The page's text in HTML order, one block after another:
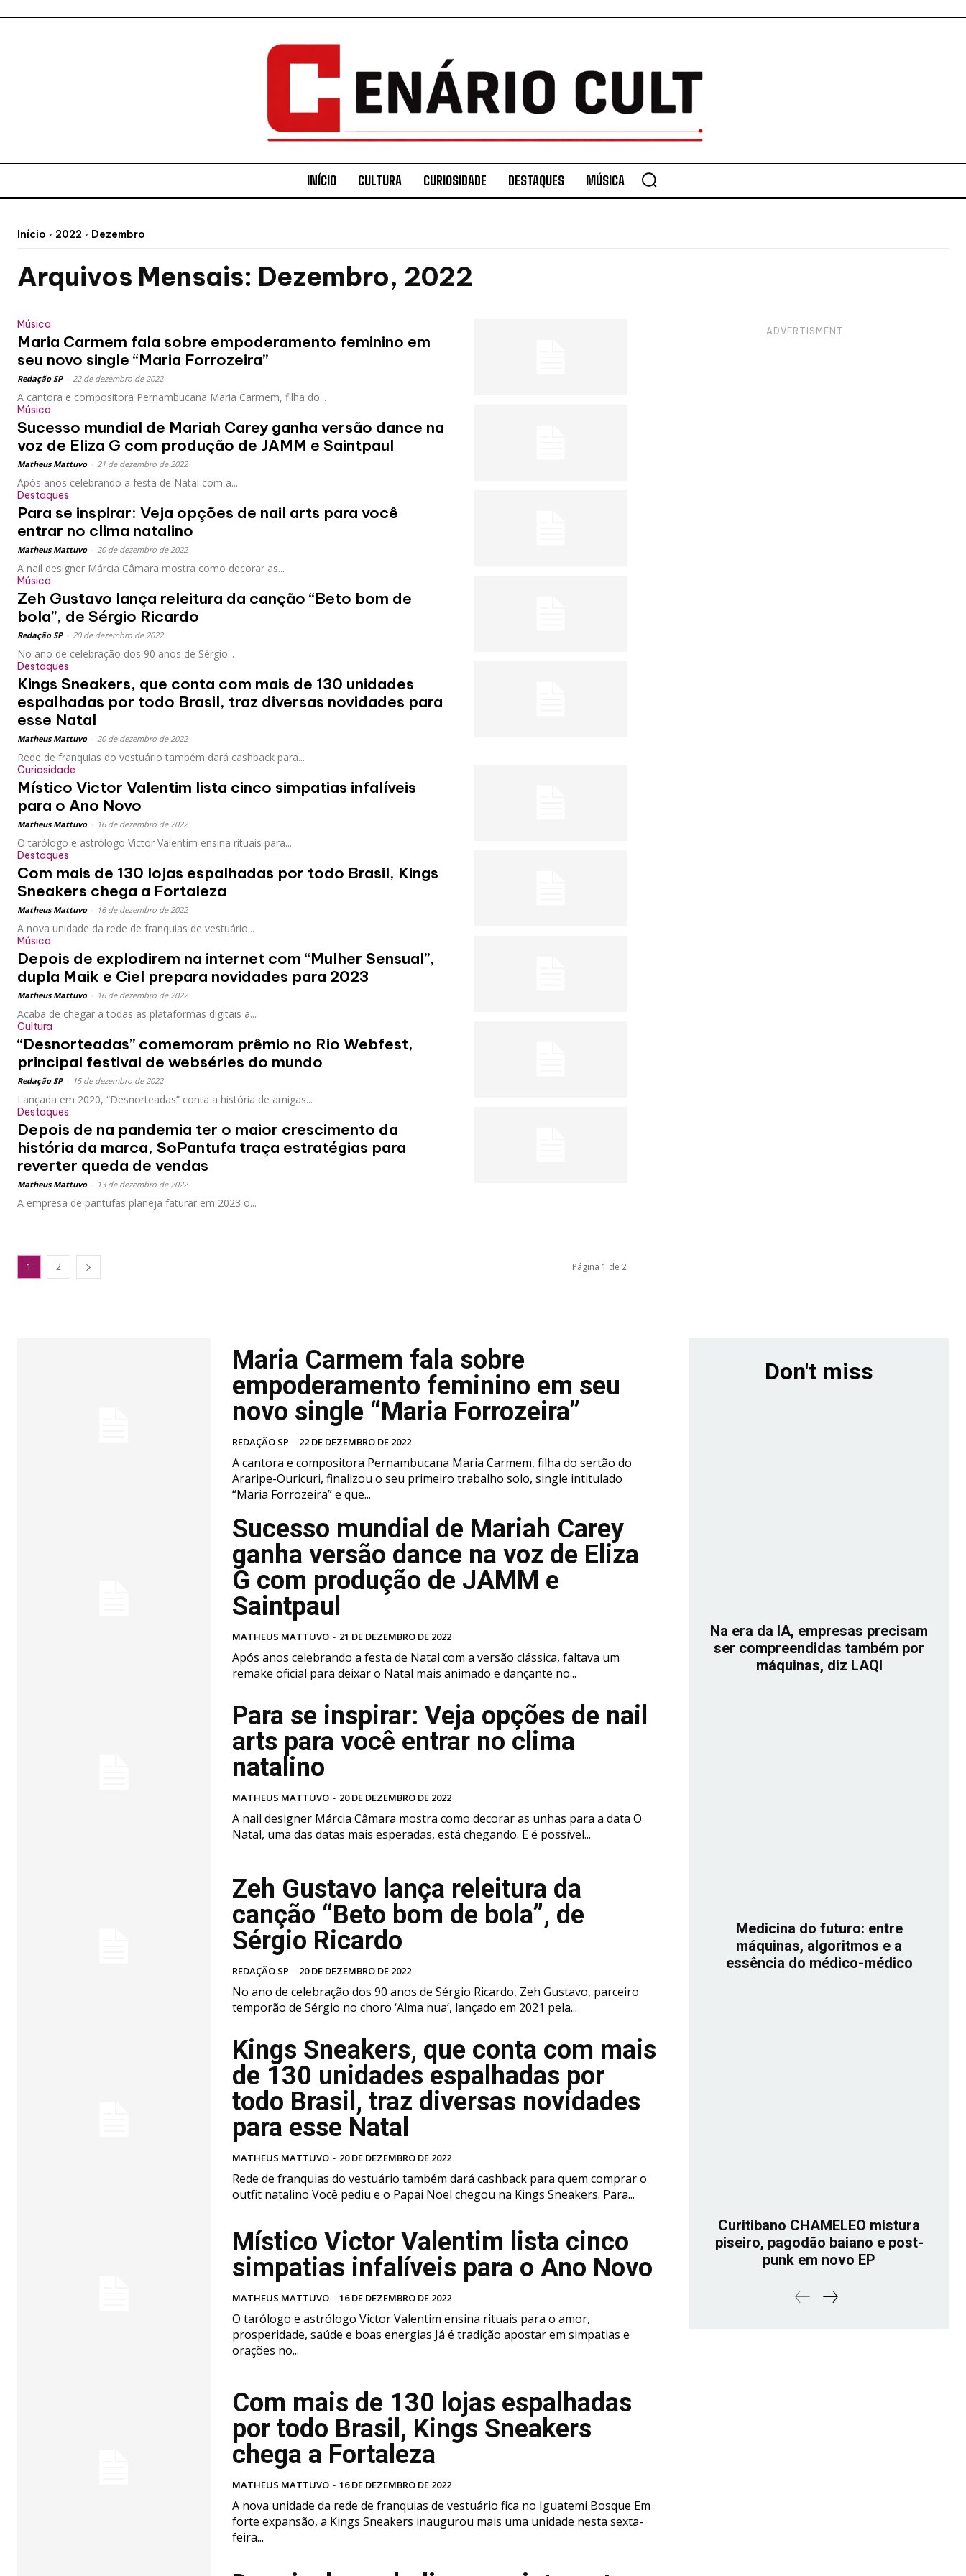
INÍCIO CULTURA CURIOSIDADE DESTAQUES MÚSICA
Início 2022 Dezembro
Arquivos Mensais: Dezembro, 2022
Música
Maria Carmem fala sobre empoderamento feminino em
seu novo single “Maria Forrozeira”
Redação SP 22 de dezembro de 2022
A cantora e compositora Pernambucana Maria Carmem, filha do...
Música
Sucesso mundial de Mariah Carey ganha versão dance na
voz de Eliza G com produção de JAMM e Saintpaul
Matheus Mattuvo 21 de dezembro de 2022
Após anos celebrando a festa de Natal com a...
Destaques
Para se inspirar: Veja opções de nail arts para você
entrar no clima natalino
Matheus Mattuvo 20 de dezembro de 2022
A nail designer Márcia Câmara mostra como decorar as...
Música
Zeh Gustavo lança releitura da canção “Beto bom de
bola”, de Sérgio Ricardo
Redação SP 20 de dezembro de 2022
No ano de celebração dos 90 anos de Sérgio...
Destaques
Kings Sneakers, que conta com mais de 130 unidades
espalhadas por todo Brasil, traz diversas novidades para
esse Natal
Matheus Mattuvo 20 de dezembro de 2022
Rede de franquias do vestuário também dará cashback para...
Curiosidade
Místico Victor Valentim lista cinco simpatias infalíveis
para o Ano Novo
Matheus Mattuvo 16 de dezembro de 2022
O tarólogo e astrólogo Victor Valentim ensina rituais para...
Destaques
Com mais de 130 lojas espalhadas por todo Brasil, Kings
Sneakers chega a Fortaleza
Matheus Mattuvo 16 de dezembro de 2022
A nova unidade da rede de franquias de vestuário...
Música
Depois de explodirem na internet com “Mulher Sensual”,
dupla Maik e Ciel prepara novidades para 2023
Matheus Mattuvo 16 de dezembro de 2022
Acaba de chegar a todas as plataformas digitais a...
Cultura
“Desnorteadas” comemoram prêmio no Rio Webfest,
principal festival de webséries do mundo
Redação SP 15 de dezembro de 2022
Lançada em 2020, “Desnorteadas” conta a história de amigas...
Destaques
Depois de na pandemia ter o maior crescimento da
história da marca, SoPantufa traça estratégias para
reverter queda de vendas
Matheus Mattuvo 13 de dezembro de 2022
A empresa de pantufas planeja faturar em 2023 o...
1 2 Página 1 de 2
ADVERTISMENT
Maria Carmem fala sobre
empoderamento feminino em seu
novo single “Maria Forrozeira”
REDAÇÃO SP - 22 DE DEZEMBRO DE 2022
A cantora e compositora Pernambucana Maria Carmem, filha do sertão do
Araripe-Ouricuri, finalizou o seu primeiro trabalho solo, single intitulado
“Maria Forrozeira” e que...
Sucesso mundial de Mariah Carey
ganha versão dance na voz de Eliza
G com produção de JAMM e
Saintpaul
MATHEUS MATTUVO - 21 DE DEZEMBRO DE 2022
Após anos celebrando a festa de Natal com a versão clássica, faltava um
remake oficial para deixar o Natal mais animado e dançante no...
Para se inspirar: Veja opções de nail
arts para você entrar no clima
natalino
MATHEUS MATTUVO - 20 DE DEZEMBRO DE 2022
A nail designer Márcia Câmara mostra como decorar as unhas para a data O
Natal, uma das datas mais esperadas, está chegando. E é possível...
Zeh Gustavo lança releitura da
canção “Beto bom de bola”, de
Sérgio Ricardo
REDAÇÃO SP - 20 DE DEZEMBRO DE 2022
No ano de celebração dos 90 anos de Sérgio Ricardo, Zeh Gustavo, parceiro
temporão de Sérgio no choro ‘Alma nua’, lançado em 2021 pela...
Kings Sneakers, que conta com mais
de 130 unidades espalhadas por
todo Brasil, traz diversas novidades
para esse Natal
MATHEUS MATTUVO - 20 DE DEZEMBRO DE 2022
Rede de franquias do vestuário também dará cashback para quem comprar o
outfit natalino Você pediu e o Papai Noel chegou na Kings Sneakers. Para...
Místico Victor Valentim lista cinco
simpatias infalíveis para o Ano Novo
MATHEUS MATTUVO - 16 DE DEZEMBRO DE 2022
O tarólogo e astrólogo Victor Valentim ensina rituais para o amor,
prosperidade, saúde e boas energias Já é tradição apostar em simpatias e
orações no...
Com mais de 130 lojas espalhadas
por todo Brasil, Kings Sneakers
chega a Fortaleza
MATHEUS MATTUVO - 16 DE DEZEMBRO DE 2022
A nova unidade da rede de franquias de vestuário fica no Iguatemi Bosque Em
forte expansão, a Kings Sneakers inaugurou mais uma unidade nesta sexta-
feira...
Don't miss
Na era da IA, empresas precisam
ser compreendidas também por
máquinas, diz LAQI
Medicina do futuro: entre
máquinas, algoritmos e a
essência do médico-médico
Curitibano CHAMELEO mistura
piseiro, pagodão baiano e post-
punk em novo EP